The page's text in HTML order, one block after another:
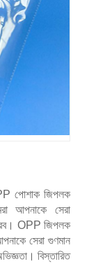
পোশাক জিপলক
আপনাকে সেরা
OPP জিপলক
সেরা গুণমান
বিস্তারিত